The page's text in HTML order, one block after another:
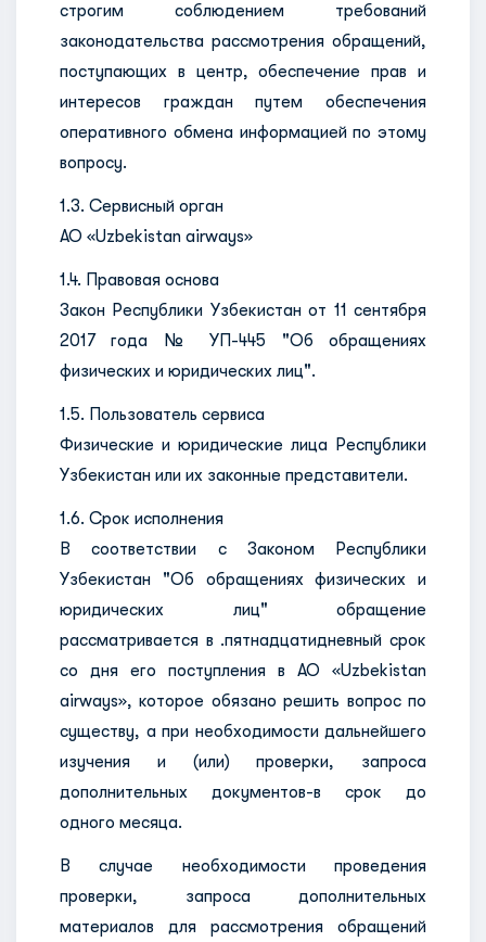
строгим соблюдением требований
законодательства рассмотрения обращений,
поступающих в центр, обеспечение прав и
интересов граждан путем обеспечения
оперативного обмена информацией по этому
вопросу.
1.3. Сервисный орган
АО «Uzbekistan airways»
1.4. Правовая основа
Закон Республики Узбекистан от 11 сентября
2017 года № УП-445 "Об обращениях
физических и юридических лиц".
1.5. Пользователь сервиса
Физические и юридические лица Республики
Узбекистан или их законные представители.
1.6. Срок исполнения
В соответствии с Законом Республики
Узбекистан "Об обращениях физических и
юридических лиц" обращение
рассматривается в .пятнадцатидневный срок
со дня его поступления в АО «Uzbekistan
airways», которое обязано решить вопрос по
существу, а при необходимости дальнейшего
изучения и (или) проверки, запроса
дополнительных документов-в срок до
одного месяца.
В случае необходимости проведения
проверки, запроса дополнительных
материалов для рассмотрения обращений